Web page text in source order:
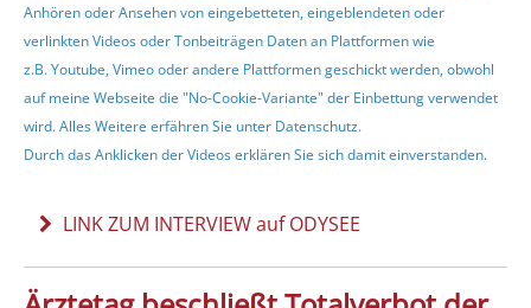
Anhören oder Ansehen von eingebetteten, eingeblendeten oder
verlinkten Videos oder Tonbeiträgen Daten an Plattformen wie
z.B. Youtube, Vimeo oder andere Plattformen geschickt werden, obwohl
auf meine Webseite die "No-Cookie-Variante" der Einbettung verwendet
wird. Alles Weitere erfähren Sie unter Datenschutz.
Durch das Anklicken der Videos erklären Sie sich damit einverstanden.
LINK ZUM INTERVIEW auf ODYSEE